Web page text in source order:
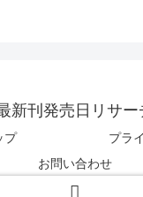
新刊発売日リサー
プ
プラ
お問い合わせ